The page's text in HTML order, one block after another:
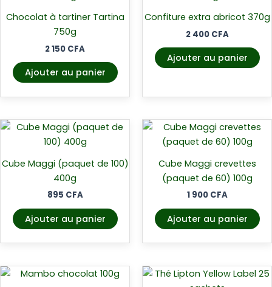
Chocolat à tartiner Tartina
750g
2 150 CFA
Ajouter au panier
Confiture extra abricot 370g
2 400 CFA
Ajouter au panier
Cube Maggi (paquet de 100)
400g
895 CFA
Ajouter au panier
Cube Maggi crevettes
(paquet de 60) 100g
1 900 CFA
Ajouter au panier